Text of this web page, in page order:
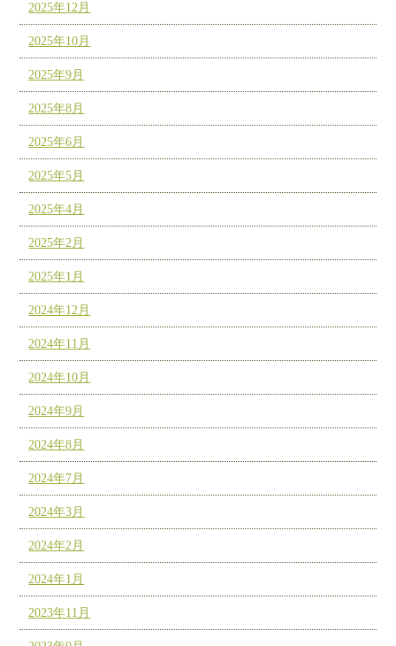
2025年12月
2025年10月
2025年9月
2025年8月
2025年6月
2025年5月
2025年4月
2025年2月
2025年1月
2024年12月
2024年11月
2024年10月
2024年9月
2024年8月
2024年7月
2024年3月
2024年2月
2024年1月
2023年11月